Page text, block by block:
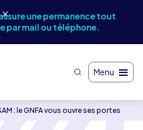
une permanence tout
par mail ou téléphone.
Menu
: le GNFA vous ouvre ses portes